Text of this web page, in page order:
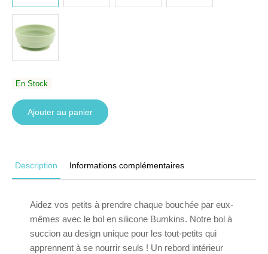
En Stock
Ajouter au panier
Description Informations complémentaires
Aidez vos petits à prendre chaque bouchée par eux-
mêmes avec le bol en silicone Bumkins. Notre bol à
succion au design unique pour les tout-petits qui
apprennent à se nourrir seuls ! Un rebord intérieur